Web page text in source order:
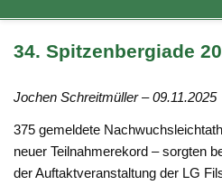
34. Spitzenbergiade
Jochen Schreitmüller – 09.11.2025
375 gemeldete
neuer Teilnahmerekord – sorgten
der Auftaktveranstaltung der LG